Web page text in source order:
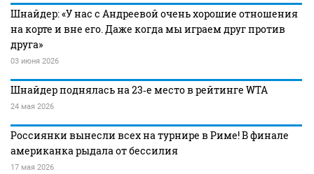
Шнайдер: «У нас с Андреевой очень хорошие отношения
на корте и вне его. Даже когда мы играем друг против
друга»
03 июня 2026
Шнайдер поднялась на 23‑е место в рейтинге WTA
24 мая 2026
Россиянки вынесли всех на турнире в Риме! В финале
американка рыдала от бессилия
17 мая 2026